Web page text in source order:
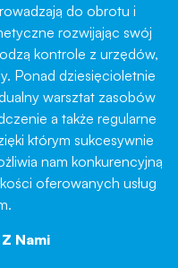
do obrotu i
rozwijając swój
kontrole z urzędów,
Ponad dziesięcioletnie
warsztat zasobów
a także regularne
którym sukcesywnie
nam konkurencyjną
oferowanych usług
Nami